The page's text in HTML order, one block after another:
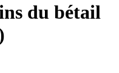
du bétail